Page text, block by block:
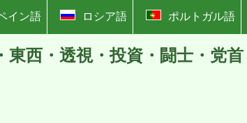
イン語 ロシア語 ポルトガル語
西・透視・投資・闘士・党